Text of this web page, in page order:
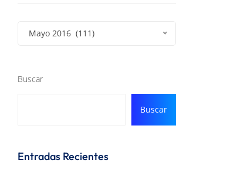
Mayo 2016 (111)
Buscar
Buscar
Entradas Recientes